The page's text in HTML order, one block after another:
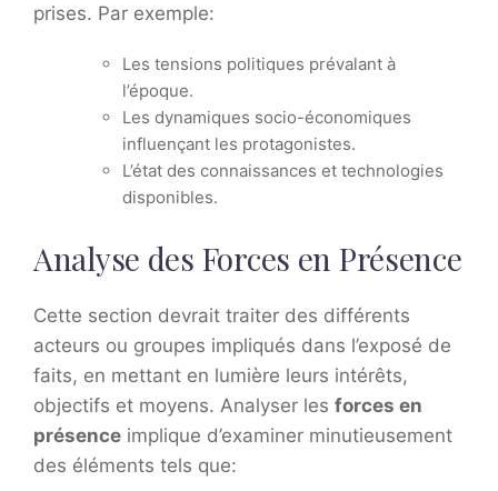
prises. Par exemple:
Les tensions politiques prévalant à
l’époque.
Les dynamiques socio-économiques
influençant les protagonistes.
L’état des connaissances et technologies
disponibles.
Analyse des Forces en Présence
Cette section devrait traiter des différents
acteurs ou groupes impliqués dans l’exposé de
faits, en mettant en lumière leurs intérêts,
objectifs et moyens. Analyser les forces en
présence implique d’examiner minutieusement
des éléments tels que: